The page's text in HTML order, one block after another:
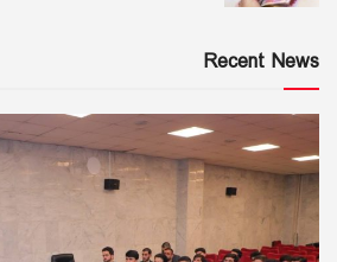
Recent News